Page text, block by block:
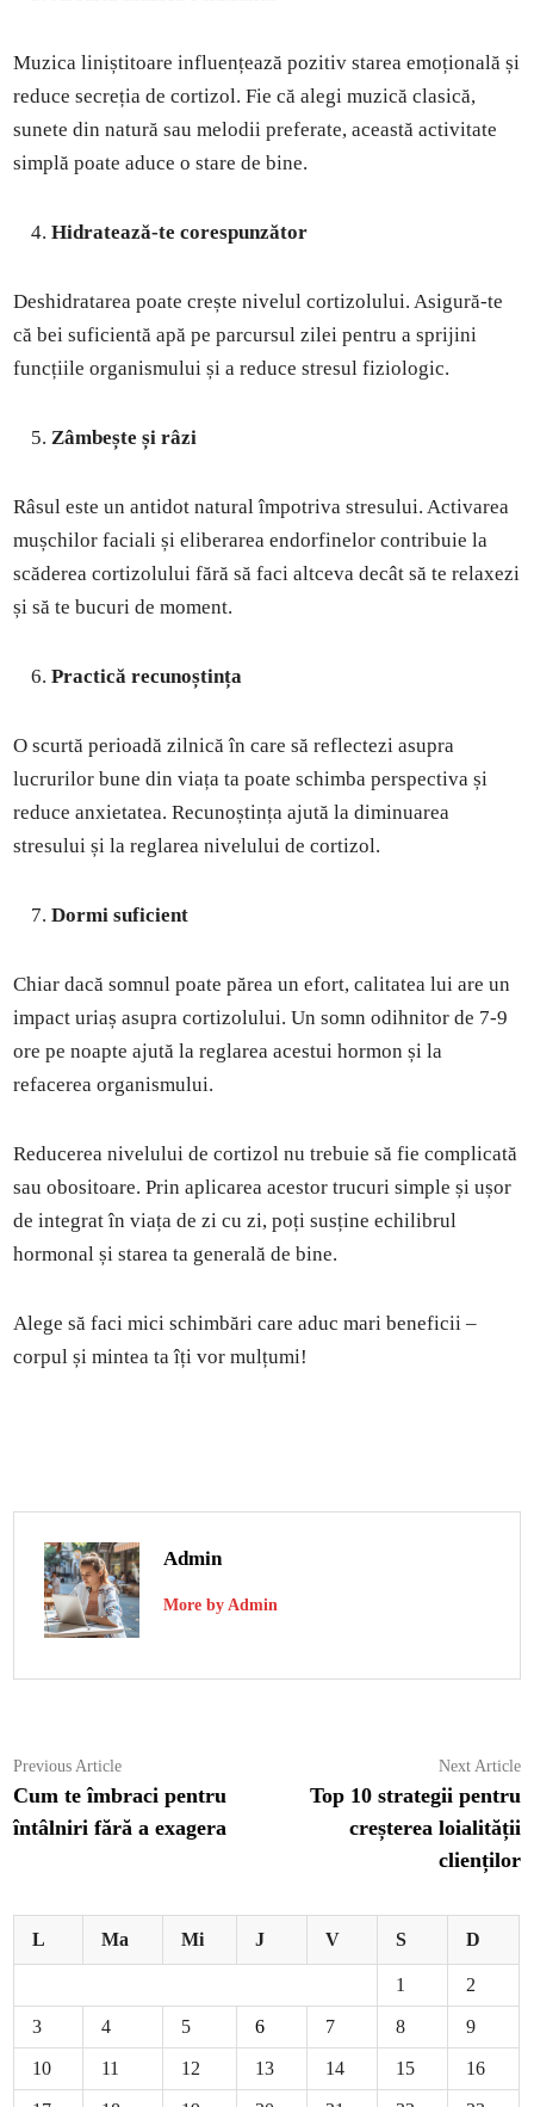
Muzica liniștitoare influențează pozitiv starea emoțională și
reduce secreția de cortizol. Fie că alegi muzică clasică,
sunete din natură sau melodii preferate, această activitate
simplă poate aduce o stare de bine.
Hidratează-te corespunzător
Deshidratarea poate crește nivelul cortizolului. Asigură-te
că bei suficientă apă pe parcursul zilei pentru a sprijini
funcțiile organismului și a reduce stresul fiziologic.
Zâmbește și râzi
Râsul este un antidot natural împotriva stresului. Activarea
mușchilor faciali și eliberarea endorfinelor contribuie la
scăderea cortizolului fără să faci altceva decât să te relaxezi
și să te bucuri de moment.
Practică recunoștința
O scurtă perioadă zilnică în care să reflectezi asupra
lucrurilor bune din viața ta poate schimba perspectiva și
reduce anxietatea. Recunoștința ajută la diminuarea
stresului și la reglarea nivelului de cortizol.
Dormi suficient
Chiar dacă somnul poate părea un efort, calitatea lui are un
impact uriaș asupra cortizolului. Un somn odihnitor de 7-9
ore pe noapte ajută la reglarea acestui hormon și la
refacerea organismului.
Reducerea nivelului de cortizol nu trebuie să fie complicată
sau obositoare. Prin aplicarea acestor trucuri simple și ușor
de integrat în viața de zi cu zi, poți susține echilibrul
hormonal și starea ta generală de bine.
Alege să faci mici schimbări care aduc mari beneficii –
corpul și mintea ta îți vor mulțumi!
Admin
More by Admin
Navigare
în
articole
Previous ArticlePrevious
article:
Cum te îmbraci pentru
întâlniri fără a exagera
Next Article
Top 10 strategii pentru
creșterea loialității
clienților
L Ma Mi J V S D
1 2
3 4 5 6 7 8 9
10 11 12 13 14 15 16